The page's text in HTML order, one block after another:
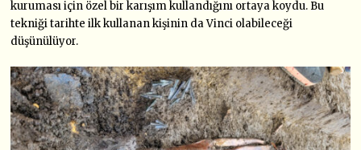
kuruması için özel bir karışım kullandığını ortaya koydu. Bu
tekniği tarihte ilk kullanan kişinin da Vinci olabileceği
düşünülüyor.